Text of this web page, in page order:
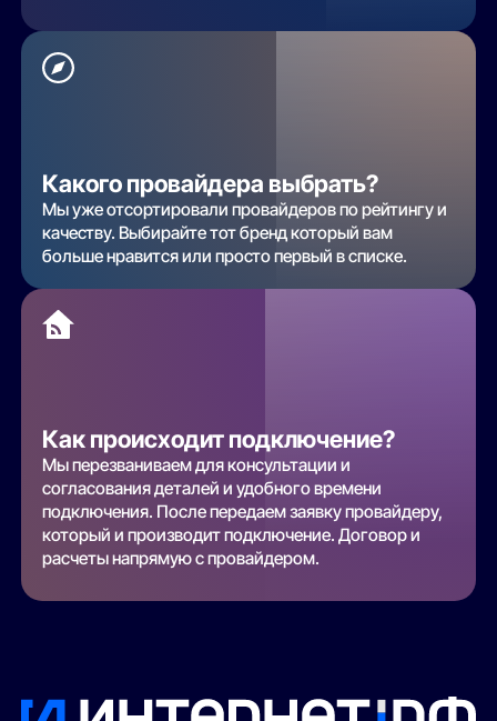
Какого провайдера выбрать?
Мы уже отсортировали провайдеров по рейтингу и
качеству. Выбирайте тот бренд который вам
больше нравится или просто первый в списке.
Как происходит подключение?
Мы перезваниваем для консультации и
согласования деталей и удобного времени
подключения. После передаем заявку провайдеру,
который и производит подключение. Договор и
расчеты напрямую с провайдером.